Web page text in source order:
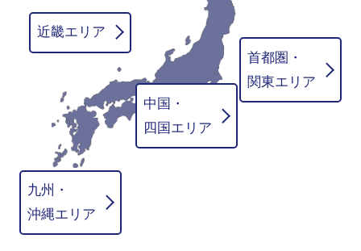
首都圏・
関東エリア
近畿エリア
中国・
四国エリア
九州・
沖縄エリア